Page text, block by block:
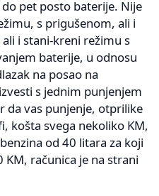
pet posto baterije. Nije
s prigušenom, ali i
i stani-kreni režimu s
baterije, u odnosu
na posao na
s jednim punjenjem
da vas punjenje, otprilike
košta svega nekoliko KM,
od 40 litara za koji
računica je na strani